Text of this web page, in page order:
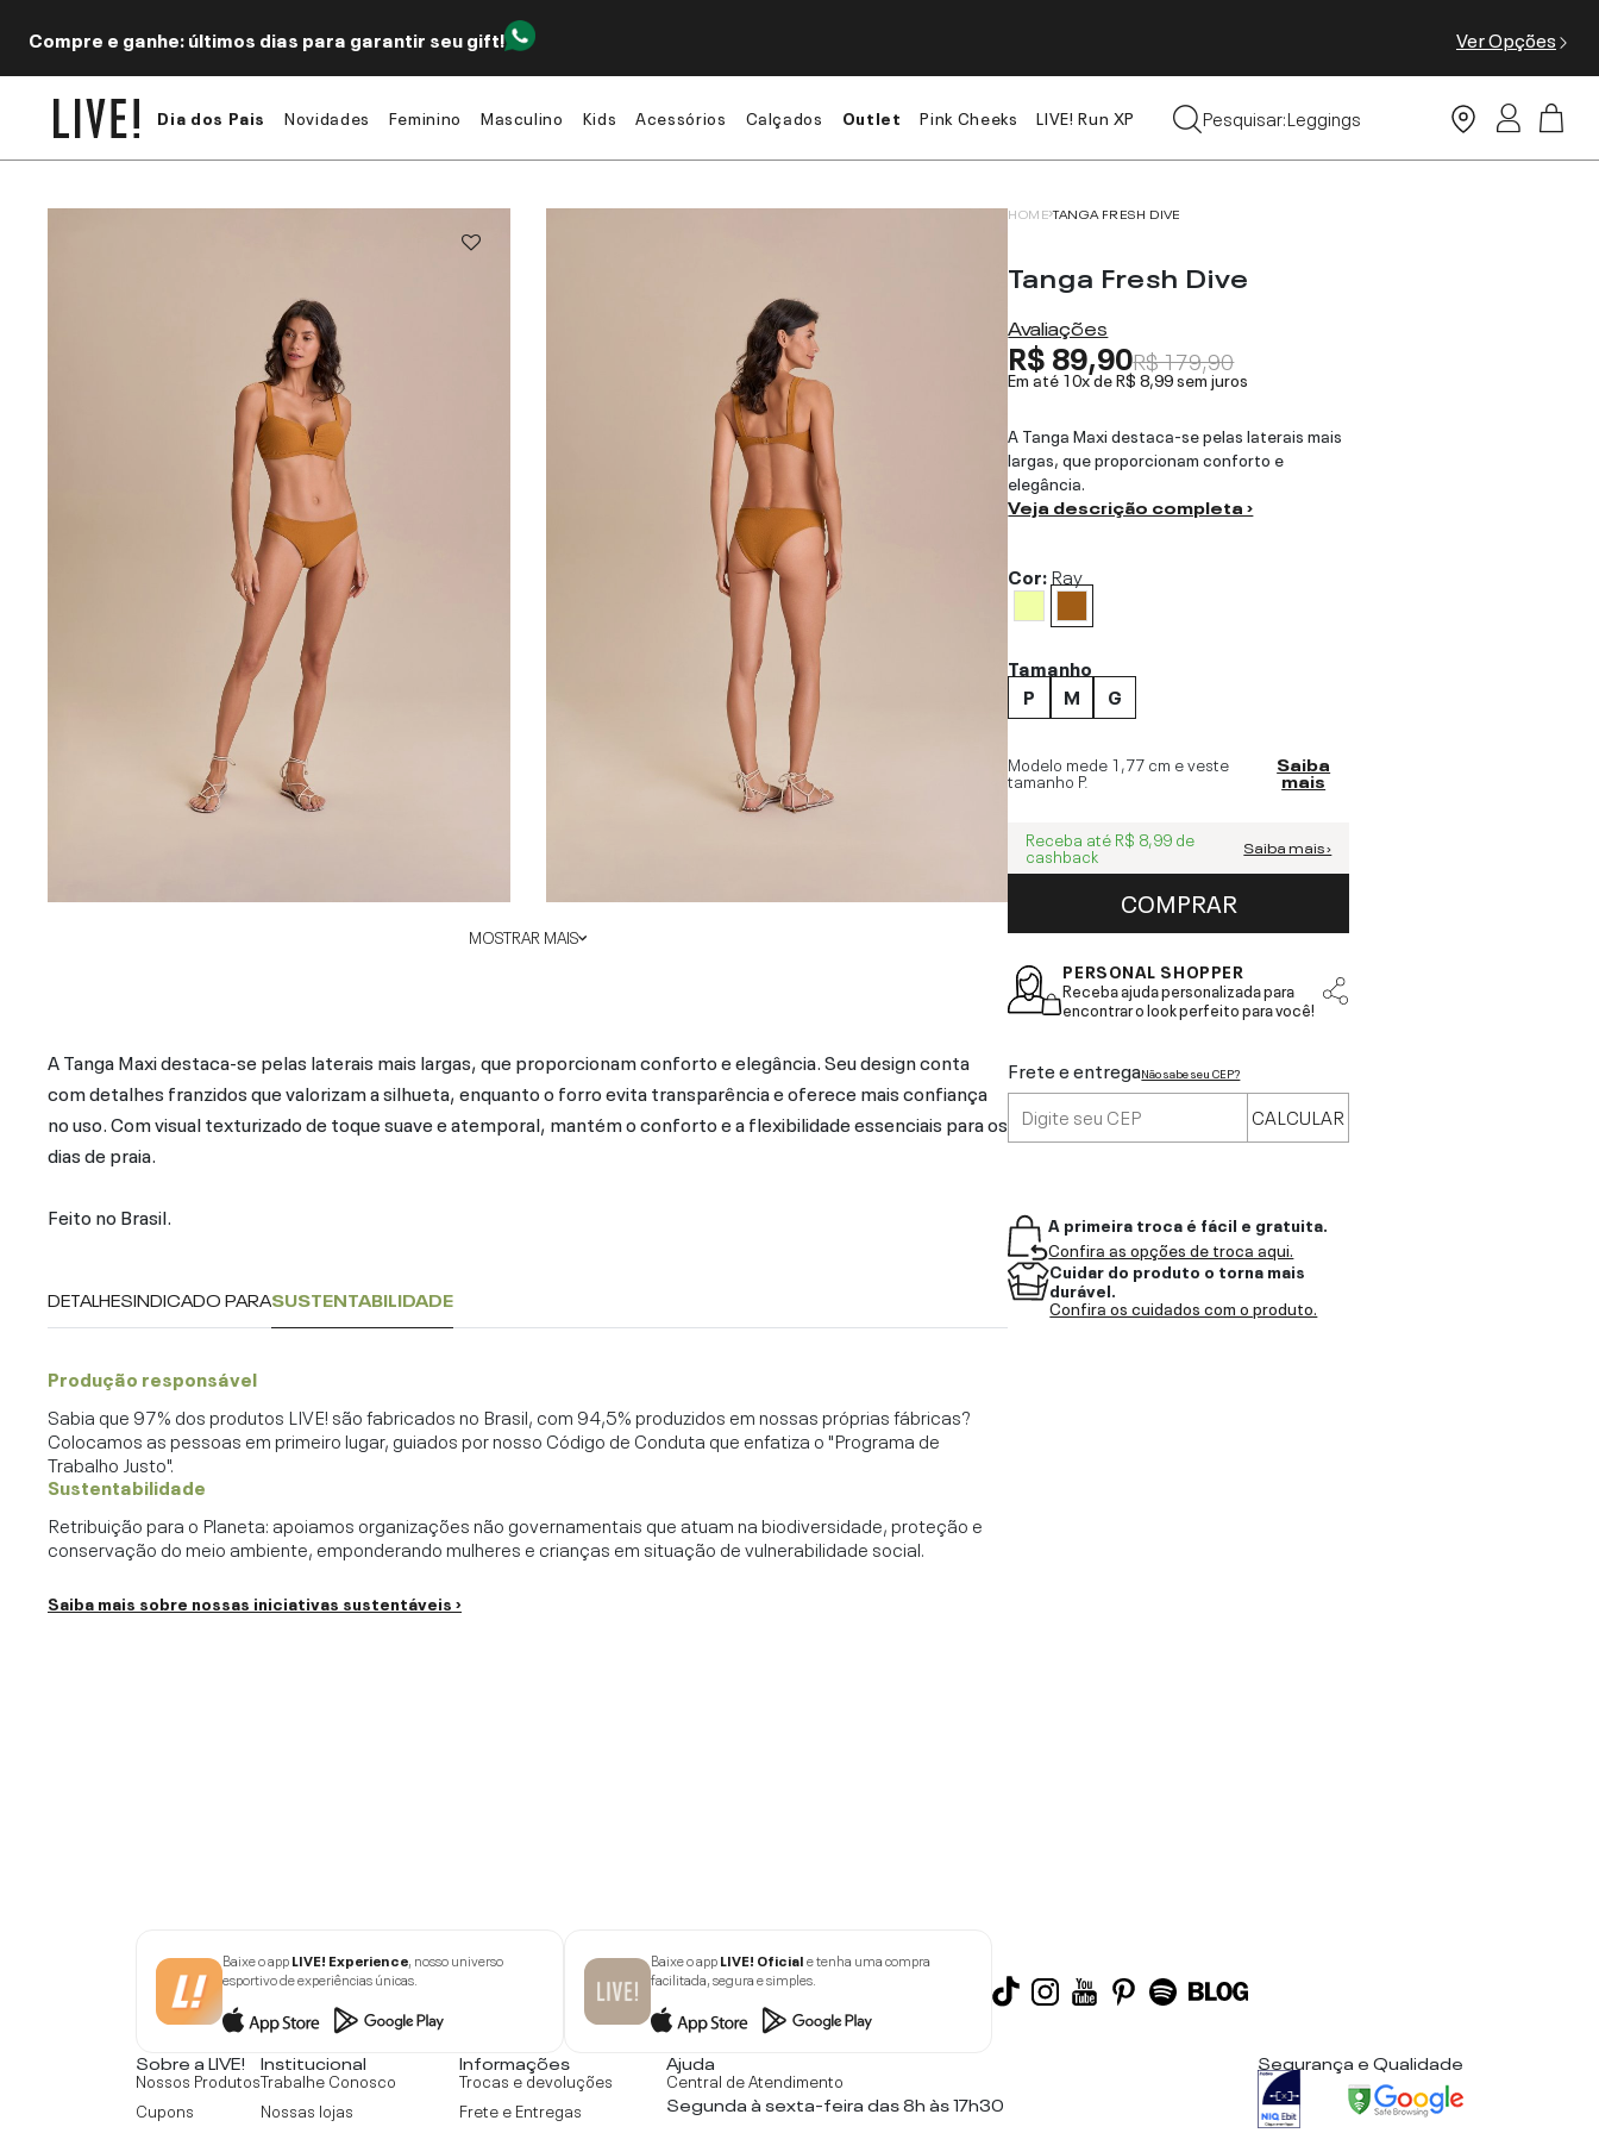
Compre e ganhe: últimos dias para garantir seu gift! Ver Opções
Dia dos Pais Novidades Feminino Masculino Kids Acessórios Calçados Outlet Pink Cheeks LIVE! Run XP
Pesquisar:
Tops
Leggings
MOSTRAR MAIS
A Tanga Maxi destaca-se pelas laterais mais largas, que proporcionam conforto e elegância. Seu design conta
com detalhes franzidos que valorizam a silhueta, enquanto o forro evita transparência e oferece mais confiança
no uso. Com visual texturizado de toque suave e atemporal, mantém o conforto e a flexibilidade essenciais para os
dias de praia.
Feito no Brasil.
DETALHESINDICADO PARASUSTENTABILIDADE
Produção responsável
Sabia que 97% dos produtos LIVE! são fabricados no Brasil, com 94,5% produzidos em nossas próprias fábricas?
Colocamos as pessoas em primeiro lugar, guiados por nosso Código de Conduta que enfatiza o "Programa de
Trabalho Justo".
Sustentabilidade
Retribuição para o Planeta: apoiamos organizações não governamentais que atuam na biodiversidade, proteção e
conservação do meio ambiente, emponderando mulheres e crianças em situação de vulnerabilidade social.
Saiba mais sobre nossas iniciativas sustentáveis ›
HOME TANGA FRESH DIVE
Tanga Fresh Dive
Avaliações
R$ 89,90R$ 179,90
Em até 10x deR$ 8,99sem juros
A Tanga Maxi destaca-se pelas laterais mais
largas, que proporcionam conforto e
elegância.
Veja descrição completa ›
Cor:Ray
Tamanho
P
M G
Modelo mede 1,77 cm e veste
tamanho P.
Saiba
mais
Receba até R$ 8,99 de
cashback Saiba mais ›
COMPRAR
PERSONAL SHOPPER
Receba ajuda personalizada para
encontrar o look perfeito para você!
Frete e entregaNão sabe seu CEP?
CALCULAR
A primeira troca é fácil e gratuita.
Confira as opções de troca aqui.
Cuidar do produto o torna mais
durável.
Confira os cuidados com o produto.
Baixe o appLIVE! Experience, nosso universo
esportivo de experiências únicas.
Baixe o appLIVE! Oficiale tenha uma compra
facilitada, segura e simples.
Sobre a LIVE!
Nossos Produtos
Cupons
Institucional
Trabalhe Conosco
Nossas lojas
Informações
Trocas e devoluções
Frete e Entregas
Ajuda
Central de Atendimento
Segunda à sexta-feira das 8h às 17h30
Segurança e Qualidade